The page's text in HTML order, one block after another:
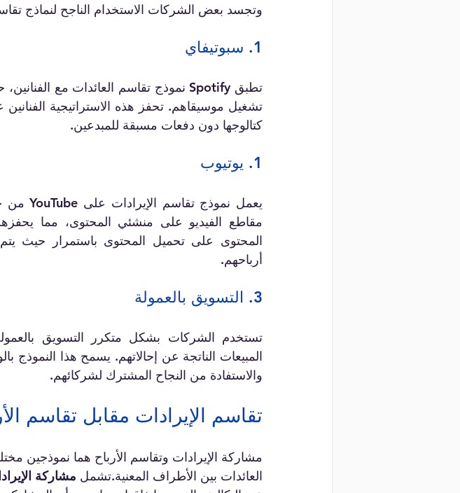
وتجسد بعض الشركات الاستخدام الناجح لنماذج
1. سبوتيفاي
كتالوجها دون دفعات مسبقة للمبدعين.
1. يوتيوب
أرباحهم.
3. التسويق بالعمولة
والاستفادة من النجاح المشترك لشركائهم.
تقاسم الإيرادات مقابل تقاسم
مشاركة الإيرادات وتقاسم الأرباح هما نموذجين
العائدات بين الأطراف المعنية.تشمل مشاركة